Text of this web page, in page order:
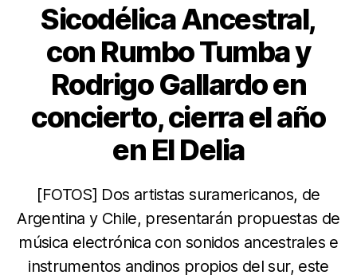
Sicodélica Ancestral,
con Rumbo Tumba y
Rodrigo Gallardo en
concierto, cierra el año
en El Delia
[FOTOS] Dos artistas suramericanos, de
Argentina y Chile, presentarán propuestas de
música electrónica con sonidos ancestrales e
instrumentos andinos propios del sur, este